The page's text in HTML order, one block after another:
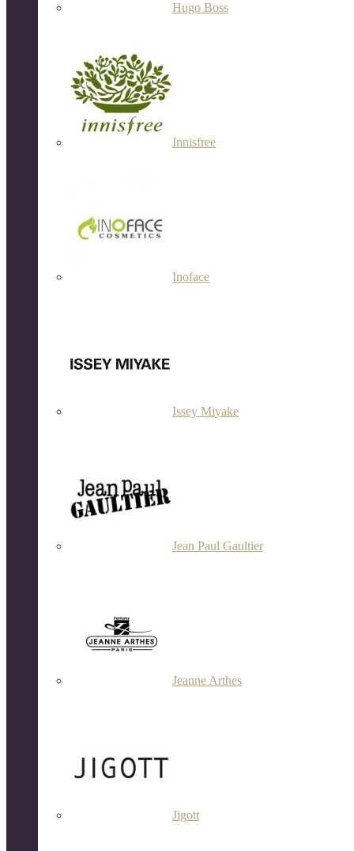
Hugo Boss
Innisfree
Inoface
Issey Miyake
Jean Paul Gaultier
Jeanne Arthes
Jigott